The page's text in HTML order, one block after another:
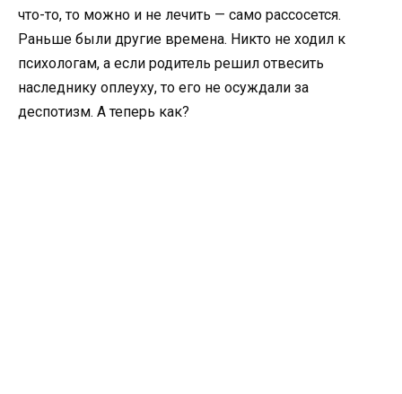
что-то, то можно и не лечить — само рассосется.
Раньше были другие времена. Никто не ходил к
психологам, а если родитель решил отвесить
наследнику оплеуху, то его не осуждали за
деспотизм. А теперь как?